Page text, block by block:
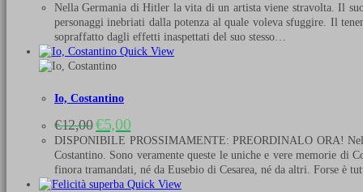
originale
era:
€15,00.
attuale
è:
€5,00.
Nella Germania di Hitler la vita di un artista viene stravolta. Il
personaggi inebriati dalla potenza al quale voleva sfuggire. Il
sopraffatto dagli effetti inaspettati del suo stesso…
Quick View
Io, Costantino
€12,00Il
prezzo
originale
era:
€12,00.
€5,00Il
prezzo
attuale
è:
€5,00.
DISPONIBILE PROSSIMAMENTE: PREORDINALO ORA!
Costantino. Sono veramente queste le uniche e vere memorie di
finora tramandati, né da Eusebio di Cesarea, né da altri. Forse è
Quick View